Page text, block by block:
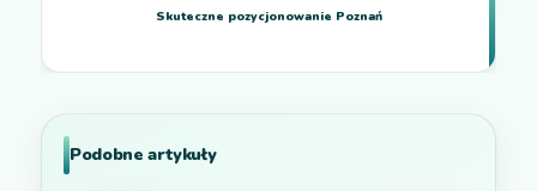
Skuteczne pozycjonowanie Poznań
Podobne artykuły